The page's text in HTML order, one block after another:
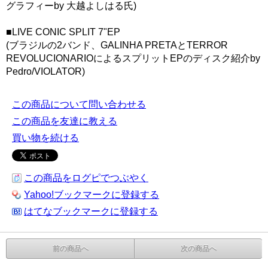
グラフィーby 大越よしはる氏)
■LIVE CONIC SPLIT 7"EP
(ブラジルの2バンド、GALINHA PRETAとTERROR
REVOLUCIONARIOによるスプリットEPのディスク紹介by
Pedro/VIOLATOR)
この商品について問い合わせる
この商品を友達に教える
買い物を続ける
この商品をログピでつぶやく
Yahoo!ブックマークに登録する
はてなブックマークに登録する
前の商品へ 次の商品へ